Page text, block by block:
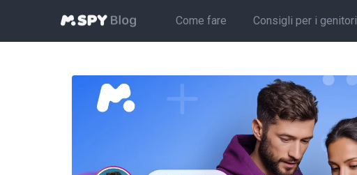
Come fare Consigli per i genitori